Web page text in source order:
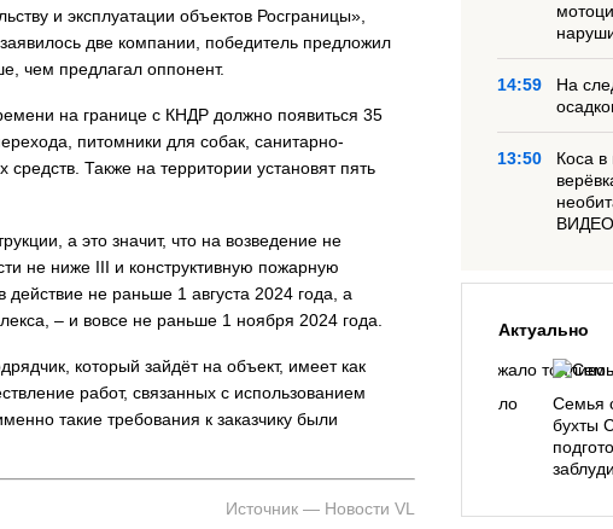
и эксплуатации объектов Росграницы»,
две компании, победитель предложил
чем предлагал оппонент.
на границе с КНДР должно появиться 35
питомники для собак, санитарно-
Также на территории установят пять
а это значит, что на возведение не
не ниже III и конструктивную пожарную
не раньше 1 августа 2024 года, а
– и вовсе не раньше 1 ноября 2024 года.
который зайдёт на объект, имеет как
работ, связанных с использованием
такие требования к заказчику были
Источник — Новости VL
14:59
На
13:50
Коса
Актуально
На заправках Владивостока снова подорожало
топливо – рост от 26 копеек до 17 рублей
Семья
бухты